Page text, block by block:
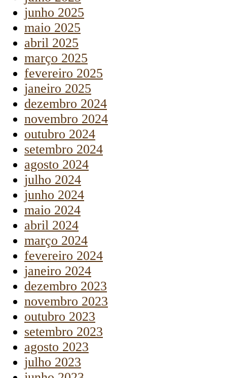
junho 2025
maio 2025
abril 2025
março 2025
fevereiro 2025
janeiro 2025
dezembro 2024
novembro 2024
outubro 2024
setembro 2024
agosto 2024
julho 2024
junho 2024
maio 2024
abril 2024
março 2024
fevereiro 2024
janeiro 2024
dezembro 2023
novembro 2023
outubro 2023
setembro 2023
agosto 2023
julho 2023